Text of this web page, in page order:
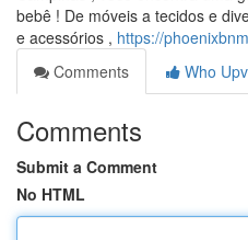
bebê ! De móveis a tecidos e
e acessórios , https://
Comments
Who
Comments
Submit a Comment
No HTML